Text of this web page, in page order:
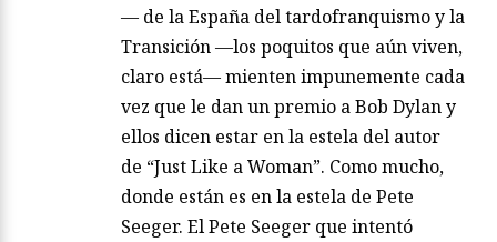
— de la España del tardofranquismo y la
Transición —los poquitos que aún viven,
claro está— mienten impunemente cada
vez que le dan un premio a Bob Dylan y
ellos dicen estar en la estela del autor
de “Just Like a Woman”. Como mucho,
donde están es en la estela de Pete
Seeger. El Pete Seeger que intentó